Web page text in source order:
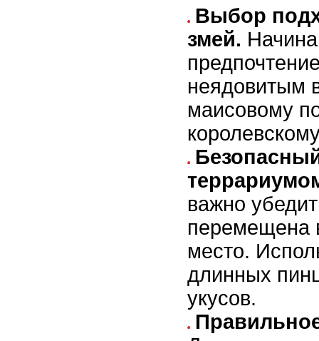
Выбор
змей.
неядовитым
маисовому
важно
перемещена
место.
длинных
укусов.